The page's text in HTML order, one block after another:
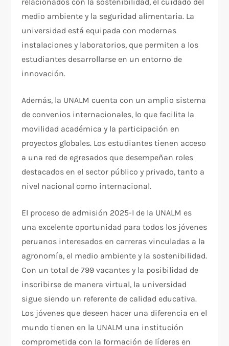
medio ambiente y la seguridad alimentaria. La
universidad está equipada con modernas
instalaciones y laboratorios, que permiten a los
estudiantes desarrollarse en un entorno de
innovación.
Además, la UNALM cuenta con un amplio sistema
de convenios internacionales, lo que facilita la
movilidad académica y la participación en
proyectos globales. Los estudiantes tienen acceso
a una red de egresados que desempeñan roles
destacados en el sector público y privado, tanto a
nivel nacional como internacional.
El proceso de admisión 2025-I de la UNALM es
una excelente oportunidad para todos los jóvenes
peruanos interesados en carreras vinculadas a la
agronomía, el medio ambiente y la sostenibilidad.
Con un total de 799 vacantes y la posibilidad de
inscribirse de manera virtual, la universidad
sigue siendo un referente de calidad educativa.
Los jóvenes que deseen hacer una diferencia en el
mundo tienen en la UNALM una institución
comprometida con la formación de líderes en